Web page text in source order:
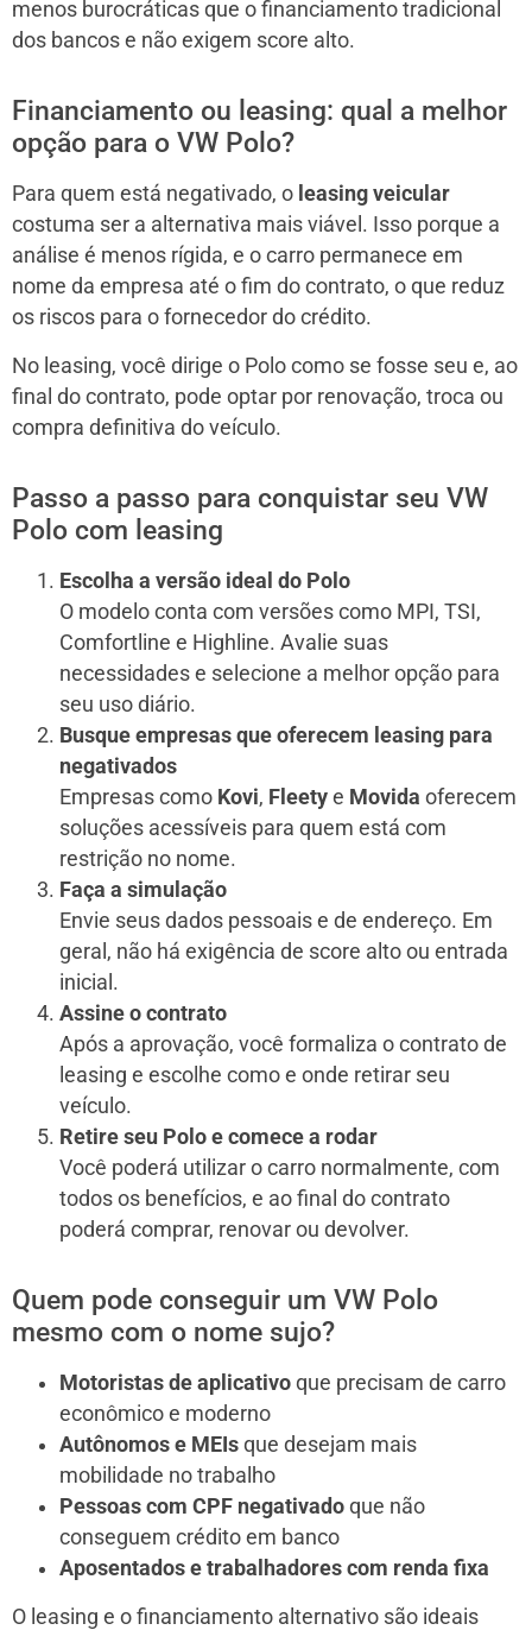
menos burocráticas que o financiamento tradicional
dos bancos e não exigem score alto.
Financiamento ou leasing: qual a melhor
opção para o VW Polo?
Para quem está negativado, o leasing veicular
costuma ser a alternativa mais viável. Isso porque a
análise é menos rígida, e o carro permanece em
nome da empresa até o fim do contrato, o que reduz
os riscos para o fornecedor do crédito.
No leasing, você dirige o Polo como se fosse seu e, ao
final do contrato, pode optar por renovação, troca ou
compra definitiva do veículo.
Passo a passo para conquistar seu VW
Polo com leasing
Escolha a versão ideal do Polo
O modelo conta com versões como MPI, TSI,
Comfortline e Highline. Avalie suas
necessidades e selecione a melhor opção para
seu uso diário.
Busque empresas que oferecem leasing para
negativados
Empresas como Kovi, Fleety e Movida oferecem
soluções acessíveis para quem está com
restrição no nome.
Faça a simulação
Envie seus dados pessoais e de endereço. Em
geral, não há exigência de score alto ou entrada
inicial.
Assine o contrato
Após a aprovação, você formaliza o contrato de
leasing e escolhe como e onde retirar seu
veículo.
Retire seu Polo e comece a rodar
Você poderá utilizar o carro normalmente, com
todos os benefícios, e ao final do contrato
poderá comprar, renovar ou devolver.
Quem pode conseguir um VW Polo
mesmo com o nome sujo?
Motoristas de aplicativo que precisam de carro
econômico e moderno
Autônomos e MEIs que desejam mais
mobilidade no trabalho
Pessoas com CPF negativado que não
conseguem crédito em banco
Aposentados e trabalhadores com renda fixa
O leasing e o financiamento alternativo são ideais